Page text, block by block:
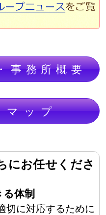
事務所概要
マップ
にお任せくださ
体制
切に対応するために